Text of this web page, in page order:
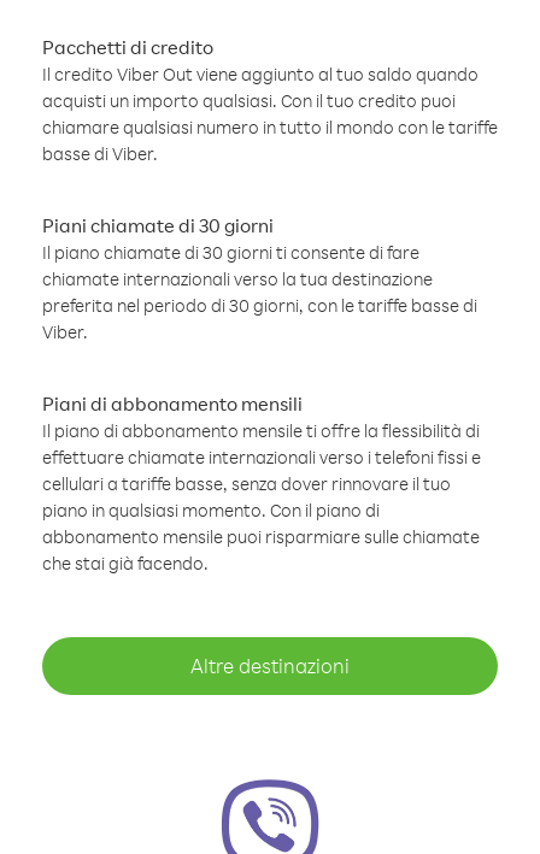
Pacchetti di credito
Il credito Viber Out viene aggiunto al tuo saldo quando
acquisti un importo qualsiasi. Con il tuo credito puoi
chiamare qualsiasi numero in tutto il mondo con le tariffe
basse di Viber.
Piani chiamate di 30 giorni
Il piano chiamate di 30 giorni ti consente di fare
chiamate internazionali verso la tua destinazione
preferita nel periodo di 30 giorni, con le tariffe basse di
Viber.
Piani di abbonamento mensili
Il piano di abbonamento mensile ti offre la flessibilità di
effettuare chiamate internazionali verso i telefoni fissi e
cellulari a tariffe basse, senza dover rinnovare il tuo
piano in qualsiasi momento. Con il piano di
abbonamento mensile puoi risparmiare sulle chiamate
che stai già facendo.
Altre destinazioni